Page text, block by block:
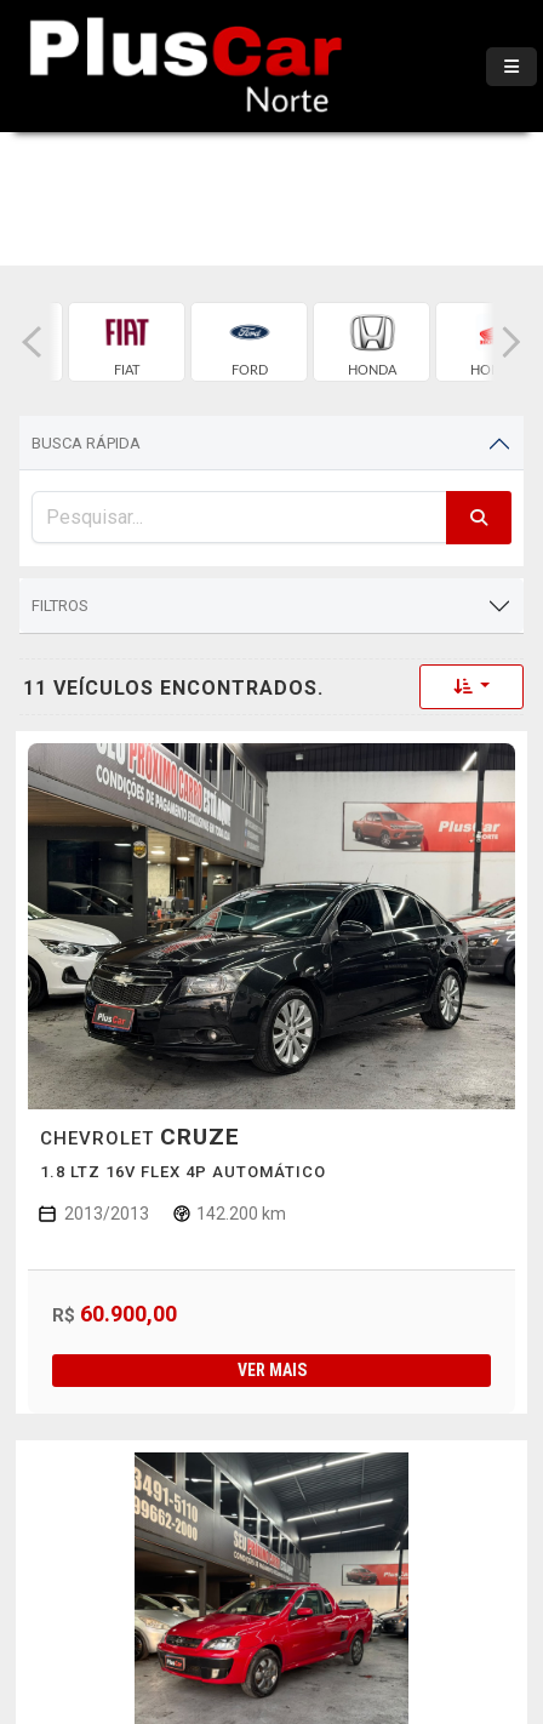
FIAT FORD HONDA HONDA
BUSCA RÁPIDA
FILTROS
11 VEÍCULOS ENCONTRADOS. Toggle
CHEVROLET CRUZE
1.8 LTZ 16V FLEX 4P AUTOMÁTICO
2013/2013 142.200 km
R$ 60.900,00
VER MAIS